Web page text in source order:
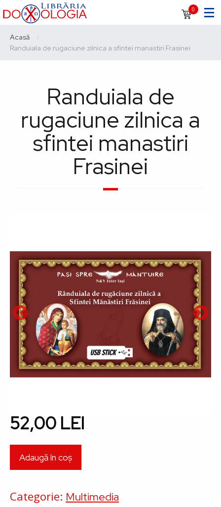
Sari
la
conținutul
principal
Navigare
principală
0
Breadcrumb
Acasă
Current:
Randuiala de rugaciune zilnica a sfintei manastiri Frasinei
Randuiala de
rugaciune zilnica a
sfintei manastiri
Frasinei
52,00 LEI
Categorie Multimedia